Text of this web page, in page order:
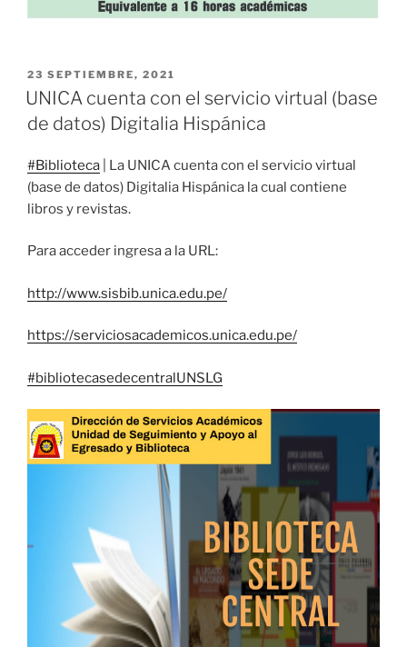
PUBLICADO
EL
23 SEPTIEMBRE, 2021
UNICA cuenta con el servicio virtual (base
de datos) Digitalia Hispánica
#Biblioteca | La UNICA cuenta con el servicio virtual
(base de datos) Digitalia Hispánica la cual contiene
libros y revistas.
Para acceder ingresa a la URL:
http://www.sisbib.unica.edu.pe/
https://serviciosacademicos.unica.edu.pe/
#bibliotecasedecentralUNSLG